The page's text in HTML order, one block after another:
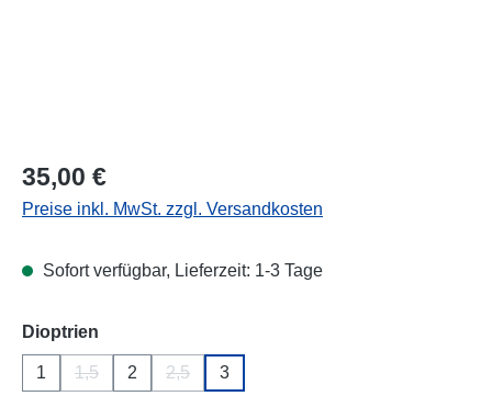
Regulärer Preis:
35,00 €
Preise inkl. MwSt. zzgl. Versandkosten
Sofort verfügbar, Lieferzeit: 1-3 Tage
Dioptrien
1 1,5
(Diese Option ist zurzeit nicht verfügbar.)
2 2,5
(Diese Option ist zurzeit nicht verfügbar.)
3